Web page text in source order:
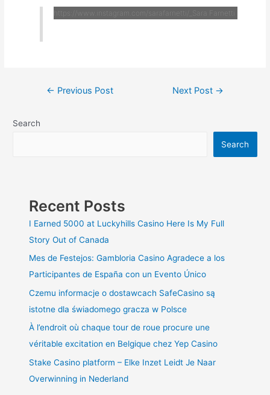
https://www.instagram.com/sarafarnetti/_Sara Farnetti
← Previous Post Next Post →
Search
Search
Recent Posts
I Earned 5000 at Luckyhills Casino Here Is My Full
Story Out of Canada
Mes de Festejos: Gambloria Casino Agradece a los
Participantes de España con un Evento Único
Czemu informacje o dostawcach SafeCasino są
istotne dla świadomego gracza w Polsce
À l’endroit où chaque tour de roue procure une
véritable excitation en Belgique chez Yep Casino
Stake Casino platform – Elke Inzet Leidt Je Naar
Overwinning in Nederland